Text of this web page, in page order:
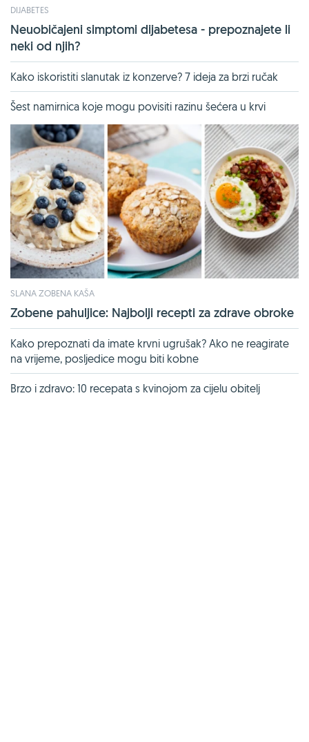
DIJABETES
Neuobičajeni simptomi dijabetesa - prepoznajete li
neki od njih?
Kako iskoristiti slanutak iz konzerve? 7 ideja za brzi ručak
Šest namirnica koje mogu povisiti razinu šećera u krvi
SLANA ZOBENA KAŠA
Zobene pahuljice: Najbolji recepti za zdrave obroke
Kako prepoznati da imate krvni ugrušak? Ako ne reagirate
na vrijeme, posljedice mogu biti kobne
Brzo i zdravo: 10 recepata s kvinojom za cijelu obitelj